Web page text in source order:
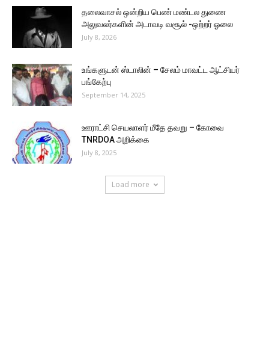
தலைவாசல் ஒன்றிய பெண் மண்டல துணை
அலுவலர்களின் அடாவடி வசூல் -ஒற்றர் ஓலை
July 8, 2026
உங்களுடன் ஸ்டாலின் – சேலம் மாவட்ட ஆட்சியர்
பங்கேற்பு
September 14, 2025
ஊராட்சி செயலாளர் மீதே தவறு – கோவை
TNRDOA அறிக்கை
July 8, 2025
Load more